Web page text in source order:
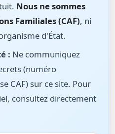
Nous ne sommes
Familiales (CAF), ni
d'État.
: Ne communiquez
(numéro
CAF) sur ce site. Pour
consultez directement